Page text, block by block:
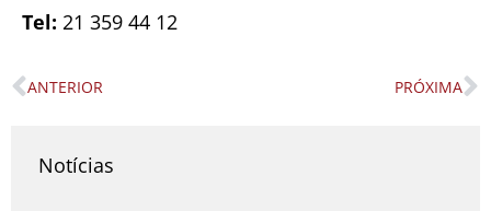
Tel: 21 359 44 12
Prev
ANTERIOR PRÓXIMA
Notícias